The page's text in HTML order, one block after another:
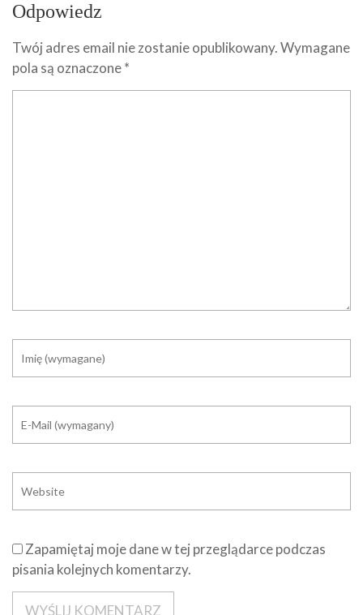
Odpowiedz
Twój adres email nie zostanie opublikowany.Wymagane
pola są oznaczone*
Zapamiętaj moje dane w tej przeglądarce podczas
pisania kolejnych komentarzy.